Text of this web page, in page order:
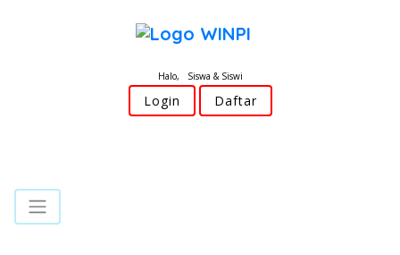
Halo, Siswa & Siswi
Login Daftar